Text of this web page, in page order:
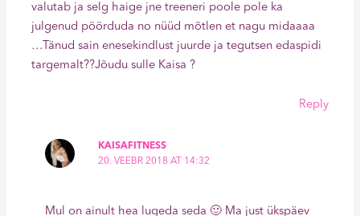
valutab ja selg haige jne treeneri poole pole ka
julgenud pöörduda no nüüd mõtlen et nagu midaaaa
…Tänud sain enesekindlust juurde ja tegutsen edaspidi
targemalt??Jõudu sulle Kaisa ?
Reply
KAISAFITNESS
20. VEEBR 2018 AT 14:32
Mul on ainult hea lugeda seda 🙂 Ma just ükspäev